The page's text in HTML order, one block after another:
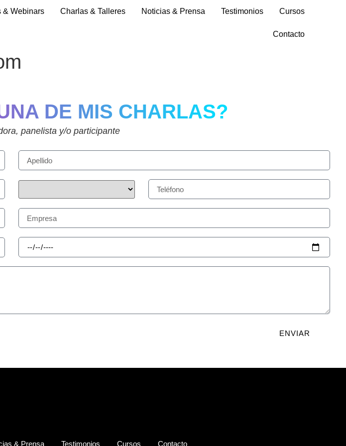
& Webinars Charlas & Talleres Noticias & Prensa Testimonios Cursos
Contacto
DE MIS CHARLAS?
panelista y/o participante
ENVIAR
& Prensa Testimonios Cursos Contacto